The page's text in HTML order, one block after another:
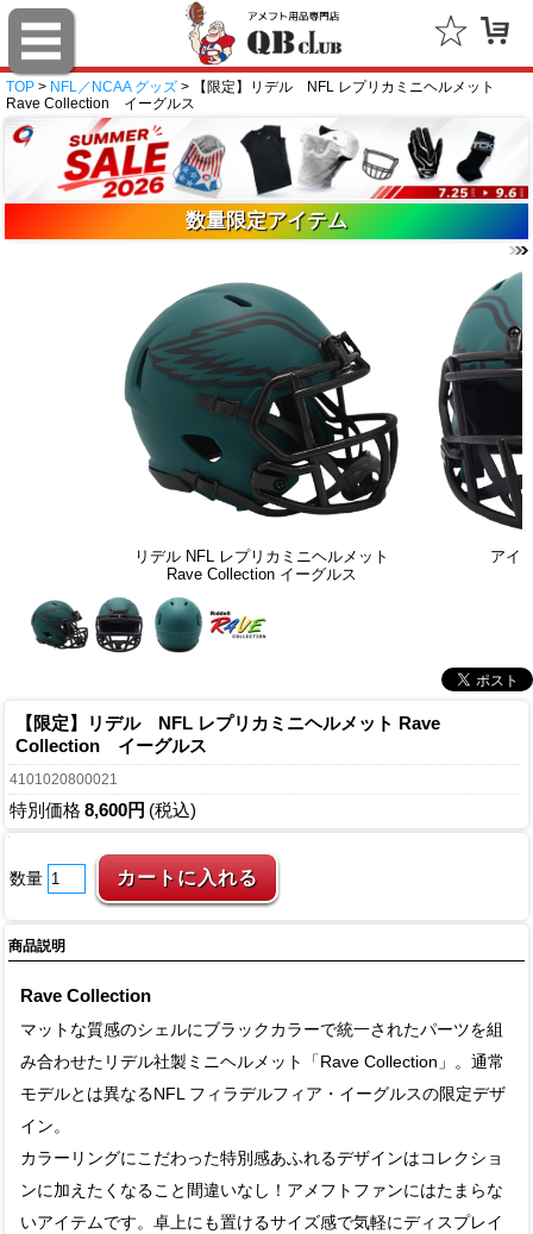
TOP > NFL／NCAA グッズ > 【限定】リデル NFL レプリカミニヘルメット
Rave Collection イーグルス
数量限定アイテム
リデル NFL レプリカミニヘルメット
Rave Collection イーグルス
アイ
【限定】リデル NFL レプリカミニヘルメット Rave
Collection イーグルス
4101020800021
特別価格 8,600円 (税込)
数量
商品説明
Rave Collection
マットな質感のシェルにブラックカラーで統一されたパーツを組
み合わせたリデル社製ミニヘルメット「Rave Collection」。通常
モデルとは異なるNFL フィラデルフィア・イーグルスの限定デザ
イン。
カラーリングにこだわった特別感あふれるデザインはコレクショ
ンに加えたくなること間違いなし！アメフトファンにはたまらな
いアイテムです。卓上にも置けるサイズ感で気軽にディスプレイ